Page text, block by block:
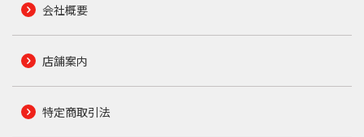
会社概要
店舗案内
特定商取引法